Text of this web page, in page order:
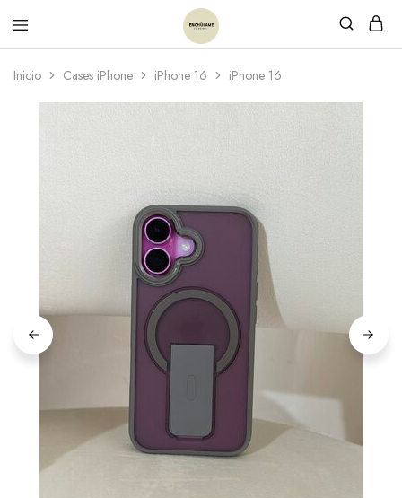
Inicio Cases iPhone iPhone 16 iPhone 16